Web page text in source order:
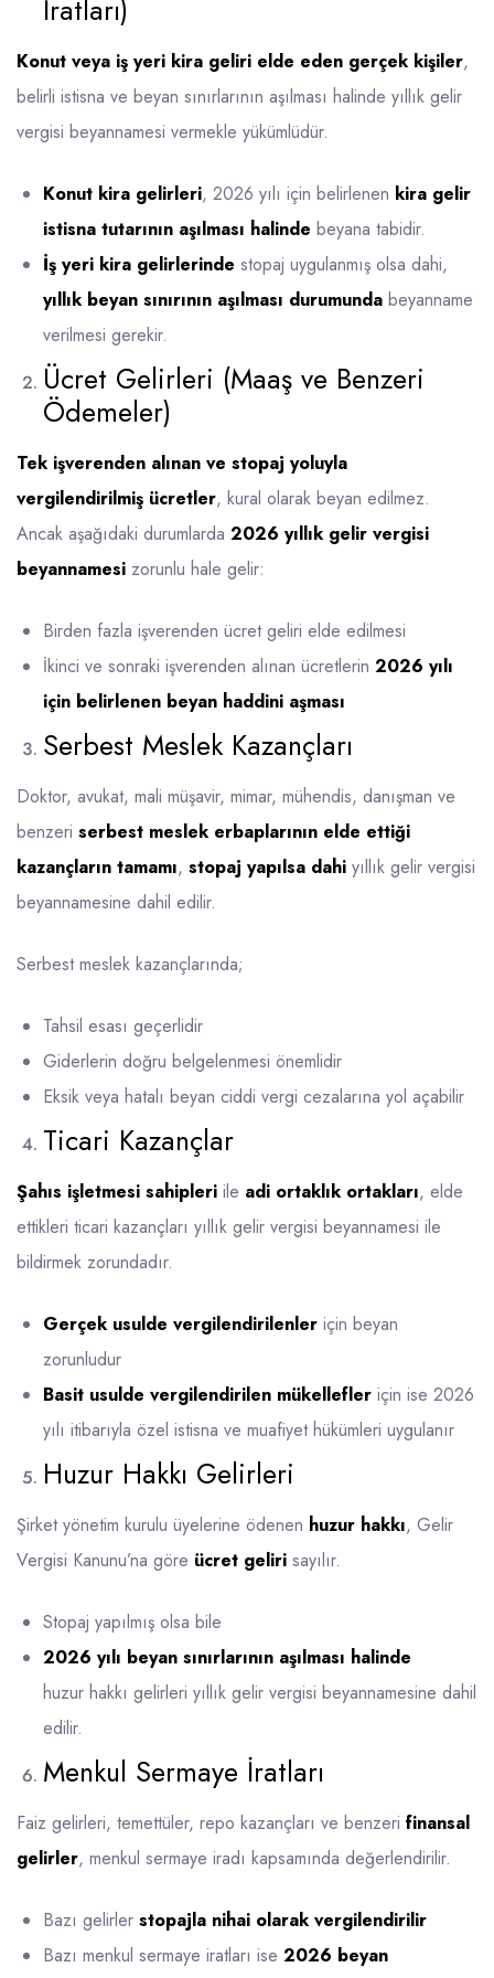
İratları)
Konut veya iş yeri kira geliri elde eden gerçek kişiler,
belirli istisna ve beyan sınırlarının aşılması halinde yıllık gelir
vergisi beyannamesi vermekle yükümlüdür.
Konut kira gelirleri, 2026 yılı için belirlenen kira gelir
istisna tutarının aşılması halinde beyana tabidir.
İş yeri kira gelirlerinde stopaj uygulanmış olsa dahi,
yıllık beyan sınırının aşılması durumunda beyanname
verilmesi gerekir.
Ücret Gelirleri (Maaş ve Benzeri
Ödemeler)
Tek işverenden alınan ve stopaj yoluyla
vergilendirilmiş ücretler, kural olarak beyan edilmez.
Ancak aşağıdaki durumlarda 2026 yıllık gelir vergisi
beyannamesi zorunlu hale gelir:
Birden fazla işverenden ücret geliri elde edilmesi
İkinci ve sonraki işverenden alınan ücretlerin 2026 yılı
için belirlenen beyan haddini aşması
Serbest Meslek Kazançları
Doktor, avukat, mali müşavir, mimar, mühendis, danışman ve
benzeri serbest meslek erbaplarının elde ettiği
kazançların tamamı, stopaj yapılsa dahi yıllık gelir vergisi
beyannamesine dahil edilir.
Serbest meslek kazançlarında;
Tahsil esası geçerlidir
Giderlerin doğru belgelenmesi önemlidir
Eksik veya hatalı beyan ciddi vergi cezalarına yol açabilir
Ticari Kazançlar
Şahıs işletmesi sahipleri ile adi ortaklık ortakları, elde
ettikleri ticari kazançları yıllık gelir vergisi beyannamesi ile
bildirmek zorundadır.
Gerçek usulde vergilendirilenler için beyan
zorunludur
Basit usulde vergilendirilen mükellefler için ise 2026
yılı itibarıyla özel istisna ve muafiyet hükümleri uygulanır
Huzur Hakkı Gelirleri
Şirket yönetim kurulu üyelerine ödenen huzur hakkı, Gelir
Vergisi Kanunu’na göre ücret geliri sayılır.
Stopaj yapılmış olsa bile
2026 yılı beyan sınırlarının aşılması halinde
huzur hakkı gelirleri yıllık gelir vergisi beyannamesine dahil
edilir.
Menkul Sermaye İratları
Faiz gelirleri, temettüler, repo kazançları ve benzeri finansal
gelirler, menkul sermaye iradı kapsamında değerlendirilir.
Bazı gelirler stopajla nihai olarak vergilendirilir
Bazı menkul sermaye iratları ise 2026 beyan